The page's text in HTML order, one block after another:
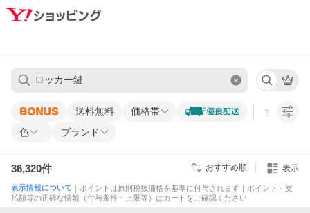
送料無料 価格帯 すべての条
色 ブランド
36,320件 おすすめ順 表示
表示情報について ｜ポイントは原則税抜価格を基準に付与されます｜ポイント・支
払額等の正確な情報（付与条件・上限等）はカートをご確認ください